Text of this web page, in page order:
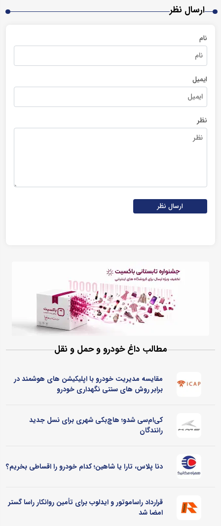
ارسال نظر
نام
ایمیل
نظر
ارسال نظر
مطالب داغ خودرو و حمل و نقل
مقایسه مدیریت خودرو با اپلیکیشن های هوشمند در
برابر روش های سنتی نگهداری خودرو
کی‌ام‌سی شدو؛ هاچ‌بکی شهری برای نسل جدید
رانندگان
دنا پلاس، تارا یا شاهین؛ کدام خودرو را اقساطی بخریم؟
قرارداد راساموتور و ایدلوب برای تأمین روانکار راسا گستر
امضا شد